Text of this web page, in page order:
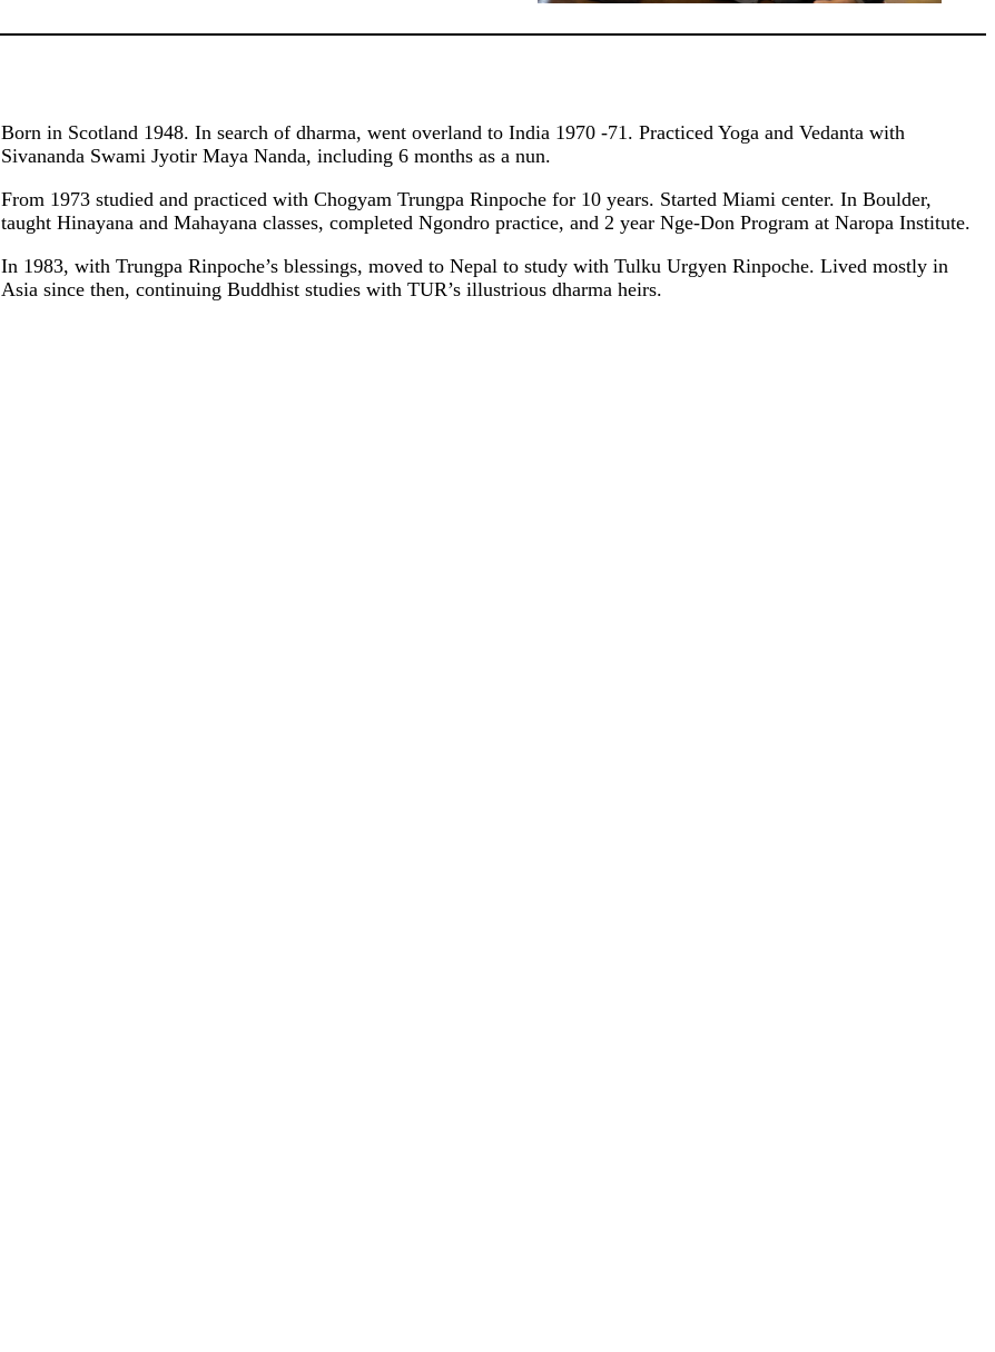
Born in Scotland 1948. In search of dharma, went overland to India 1970 -71. Practiced Yoga and Vedanta with
Sivananda Swami Jyotir Maya Nanda, including 6 months as a nun.
From 1973 studied and practiced with Chogyam Trungpa Rinpoche for 10 years. Started Miami center. In Boulder,
taught Hinayana and Mahayana classes, completed Ngondro practice, and 2 year Nge-Don Program at Naropa Institute.
In 1983, with Trungpa Rinpoche’s blessings, moved to Nepal to study with Tulku Urgyen Rinpoche. Lived mostly in
Asia since then, continuing Buddhist studies with TUR’s illustrious dharma heirs.